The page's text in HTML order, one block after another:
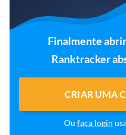
Finalmente
Ranktracker
CRIAR UMA
Ou faça login